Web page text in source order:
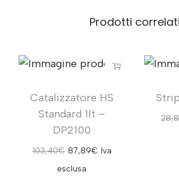
Prodotti correlati
Catalizzatore HS
Standard 1lt –
DP2100
103,40€ 87,89€ Iva
esclusa